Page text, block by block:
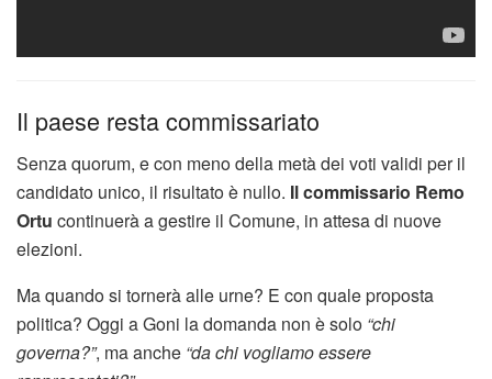
Il paese resta commissariato
Senza quorum, e con meno della metà dei voti validi per il
candidato unico, il risultato è nullo. Il commissario Remo
Ortu continuerà a gestire il Comune, in attesa di nuove
elezioni.
Ma quando si tornerà alle urne? E con quale proposta
politica? Oggi a Goni la domanda non è solo “chi
governa?”, ma anche “da chi vogliamo essere